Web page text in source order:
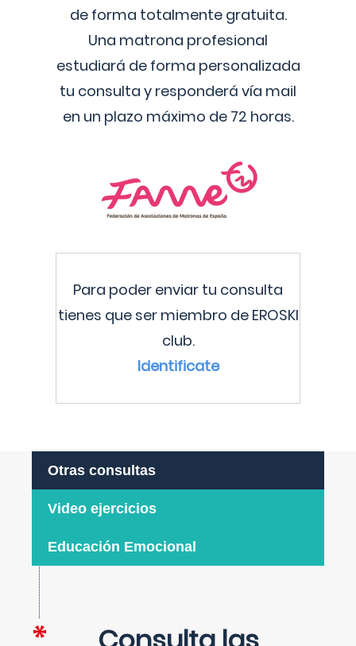
de forma totalmente gratuita.
Una matrona profesional
estudiará de forma personalizada
tu consulta y responderá vía mail
en un plazo máximo de 72 horas.
Para poder enviar tu consulta
tienes que ser miembro de EROSKI
club.
Identificate
Otras consultas
Video ejercicios
Educación Emocional